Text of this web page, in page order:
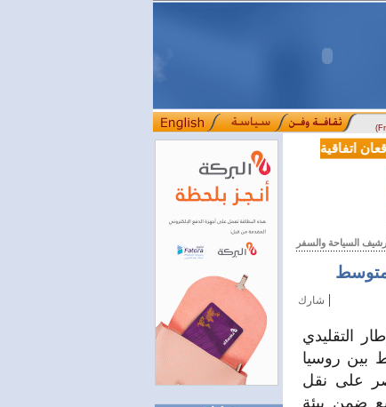
اتفاقية تعاون في مجالي التعليم العالي والبحث العلمي
أرشيف السياحة والسفر
شارك |
التقليدي
بين روسيا
على نقل
ضمن بيئة